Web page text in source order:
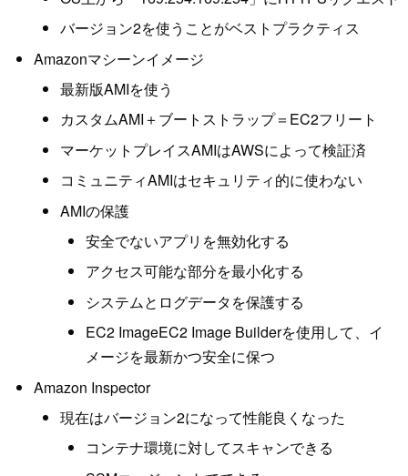
バージョン2を使うことがベストプラクティス
Amazonマシーンイメージ
最新版AMIを使う
カスタムAMI＋ブートストラップ＝EC2フリート
マーケットプレイスAMIはAWSによって検証済
コミュニティAMIはセキュリティ的に使わない
AMIの保護
安全でないアプリを無効化する
アクセス可能な部分を最小化する
システムとログデータを保護する
EC2 ImageEC2 Image Builderを使用して、イ
メージを最新かつ安全に保つ
Amazon Inspector
現在はバージョン2になって性能良くなった
コンテナ環境に対してスキャンできる